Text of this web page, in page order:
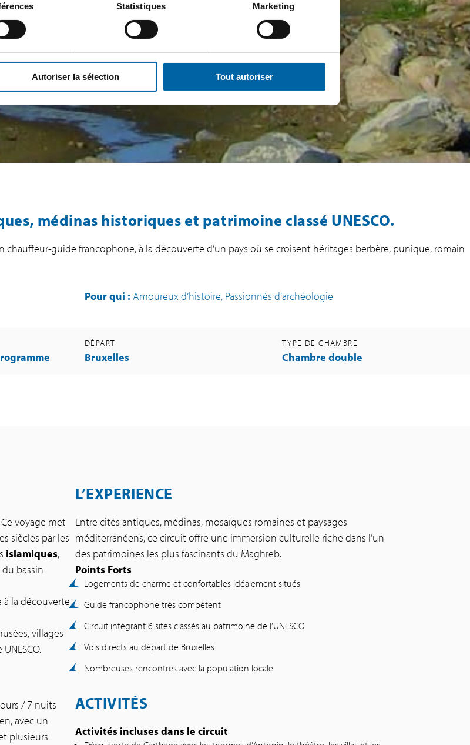
Statistiques Marketing
Autoriser la sélection Tout autoriser
médinas historiques et patrimoine classé UNESCO.
guide francophone, à la découverte d’un pays où se croisent héritages berbère, punique, romain
Pour qui : Amoureux d’histoire, Passionnés d’archéologie
DÉPART
Bruxelles
TYPE DE CHAMBRE
Chambre double
voyage met
siècles par les
islamiques,
bassin
à la découverte
villages
/ 7 nuits
avec un
plusieurs
L’EXPERIENCE
Entre cités antiques, médinas, mosaïques romaines et paysages
méditerranéens, ce circuit offre une immersion culturelle riche dans l’un
des patrimoines les plus fascinants du Maghreb.
Points Forts
Logements de charme et confortables idéalement situés
Guide francophone très compétent
Circuit intégrant 6 sites classés au patrimoine de l’UNESCO
Vols directs au départ de Bruxelles
Nombreuses rencontres avec la population locale
ACTIVITÉS
Activités incluses dans le circuit